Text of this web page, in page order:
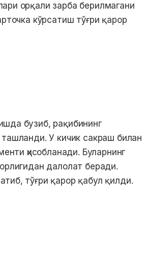
орқали зарба берилмагани
кўрсатиш тўғри қарор
бузиб, рақибининг
У кичик сакраш билан
ҳисобланади. Буларнинг
далолат беради.
тўғри қарор қабул қилди.